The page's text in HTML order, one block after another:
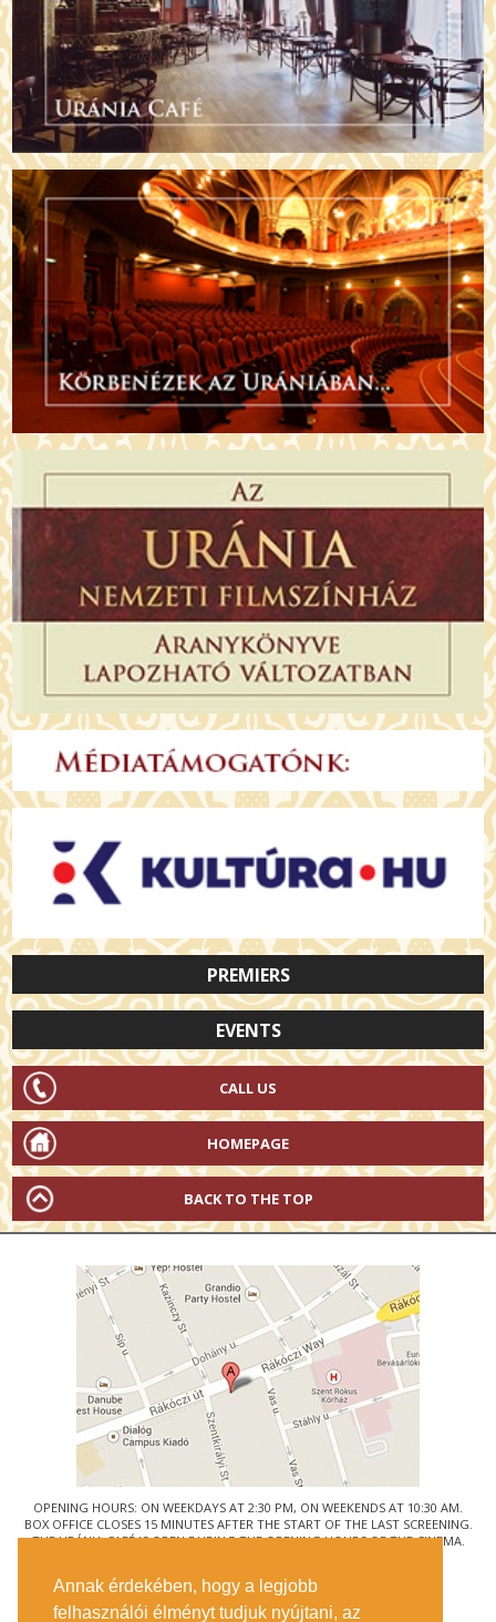
Annak érdekében, hogy a legjobb
felhasználói élményt tudjuk nyújtani, az
PREMIERS
EVENTS
CALL US
HOMEPAGE
BACK TO THE TOP
OPENING HOURS: ON WEEKDAYS AT 2:30 PM, ON WEEKENDS AT 10:30 AM.
BOX OFFICE CLOSES 15 MINUTES AFTER THE START OF THE LAST SCREENING.
THE URÁNIA CAFÉ IS OPEN DURING THE OPENING HOURS OF THE CINEMA.
1088 BUDAPEST, RÁKÓCZI ÚT 21.